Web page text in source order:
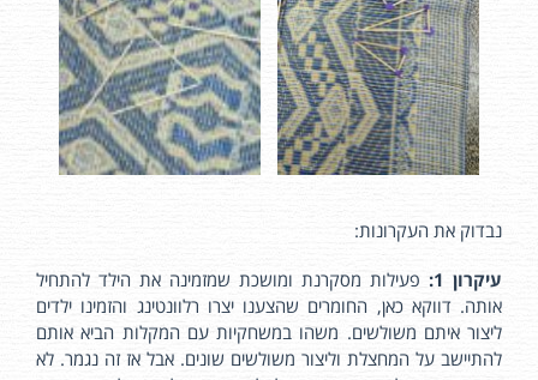
נבדוק את העקרונות:
עיקרון 1:
פעילות מסקרנת ומושכת שמזמינה את הילד להתחיל
אותה. דווקא כאן, החומרים שהצענו יצרו רלוונטינג והזמינו ילדים
ליצור איתם משולשים. משהו במשחקיות עם המקלות הביא אותם
להתיישב על המחצלת וליצור משולשים שונים. אבל אז זה נגמר. לא